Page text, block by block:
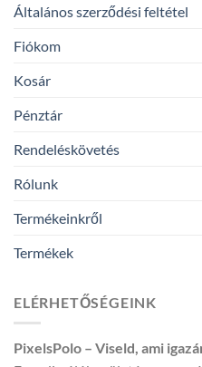
Általános szerződési feltétel
Fiókom
Kosár
Pénztár
Rendeléskövetés
Rólunk
Termékeinkről
Termékek
ELÉRHETŐSÉGEINK
PixelsPolo – Viseld, ami